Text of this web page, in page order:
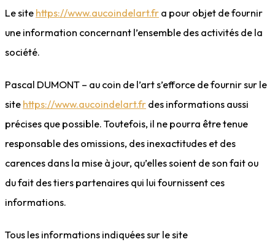
Le site https://www.aucoindelart.fr a pour objet de fournir
une information concernant l’ensemble des activités de la
société.
Pascal DUMONT – au coin de l’art s’efforce de fournir sur le
site https://www.aucoindelart.fr des informations aussi
précises que possible. Toutefois, il ne pourra être tenue
responsable des omissions, des inexactitudes et des
carences dans la mise à jour, qu’elles soient de son fait ou
du fait des tiers partenaires qui lui fournissent ces
informations.
Tous les informations indiquées sur le site